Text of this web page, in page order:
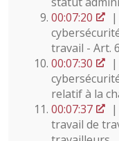
00:07:20
|
travail - Art.
00:07:30
|
relatif à la
00:07:37
|
travail de